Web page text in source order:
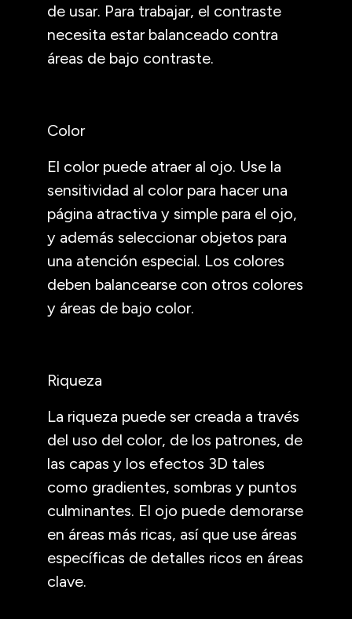
de usar. Para trabajar, el contraste
necesita estar balanceado contra
áreas de bajo contraste.
Color
El color puede atraer al ojo. Use la
sensitividad al color para hacer una
página atractiva y simple para el ojo,
y además seleccionar objetos para
una atención especial. Los colores
deben balancearse con otros colores
y áreas de bajo color.
Riqueza
La riqueza puede ser creada a través
del uso del color, de los patrones, de
las capas y los efectos 3D tales
como gradientes, sombras y puntos
culminantes. El ojo puede demorarse
en áreas más ricas, así que use áreas
específicas de detalles ricos en áreas
clave.